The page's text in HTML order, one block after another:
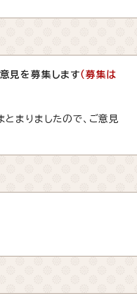
見を募集します（募集は
まりましたので、ご意見